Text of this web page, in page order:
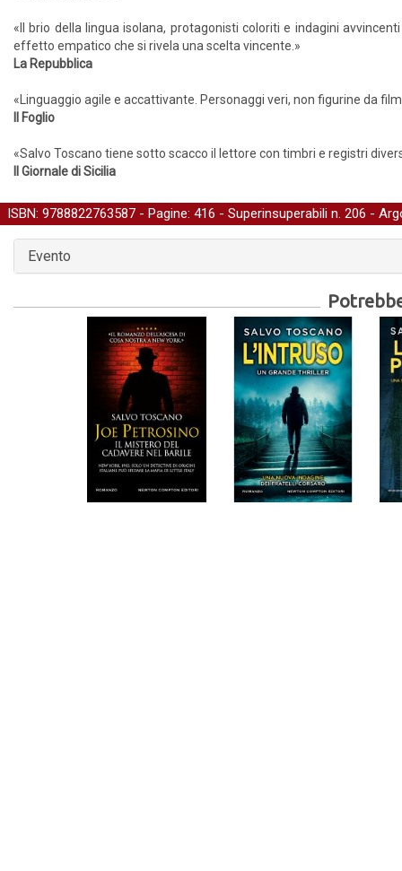
«Il brio della lingua isolana, protagonisti coloriti e indagini
effetto empatico che si rivela una scelta vincente.»
La Repubblica
«Linguaggio agile e accattivante. Personaggi veri, non figurine da
Il Foglio
«Salvo Toscano tiene sotto scacco il lettore con timbri e registri
Il Giornale di Sicilia
ISBN: 9788822763587 - Pagine: 416 - Superinsuperabili n. 206 -
Evento